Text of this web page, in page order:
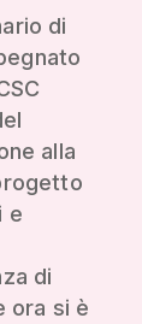
di
alla
e
di
ora si è